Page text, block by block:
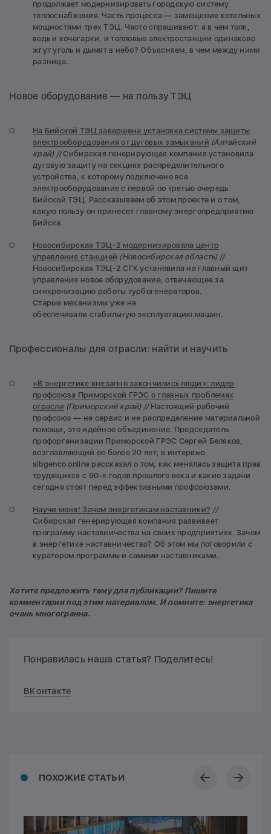
продолжает модернизировать городскую систему
теплоснабжения. Часть процесса — замещение котельных
мощностями трех ТЭЦ. Часто спрашивают: а в чем толк,
ведь и кочегарки, и тепловые электростанции одинаково
жгут уголь и дымят в небо? Объясняем, в чем между ними
разница.
Новое оборудование — на пользу ТЭЦ
На Бийской ТЭЦ завершена установка системы защиты
электрооборудования от дуговых замыканий (Алтайский
край) //Сибирская генерирующая компания установила
дуговую защиту на секциях распределительного
устройства, к которому подключено все
электрооборудование с первой по третью очередь
Бийской ТЭЦ. Рассказываем об этом проекте и о том,
какую пользу он принесет главному энергопредприятию
Бийска.
Новосибирская ТЭЦ-2 модернизировала центр
управления станцией (Новосибирская область) //
Новосибирская ТЭЦ-2 СГК установила на главный щит
управления новое оборудование, отвечающее за
синхронизацию работы турбогенераторов.
Старые механизмы уже не
обеспечивали стабильную эксплуатацию машин.
Профессионалы для отрасли: найти и научить
«В энергетике внезапно закончились люди»: лидер
профсоюза Приморской ГРЭС о главных проблемах
отрасли (Приморский край) //Настоящий рабочий
профсоюз — не сервис и не распределение материальной
помощи, это идейное объединение. Председатель
профорганизации Приморской ГРЭС Сергей Беляков,
возглавляющий ее более 20 лет, в интервью
sibgenco.online рассказал о том, как менялась защита прав
трудящихся с 90-х годов прошлого века и какие задачи
сегодня стоят перед эффективными профсоюзами.
Научи меня! Зачем энергетикам наставники? //
Сибирская генерирующая компания развивает
программу наставничества на своих предприятиях. Зачем
в энергетике наставничество? Об этом мы поговорили с
куратором программы и самими наставниками.
Хотите предложить тему для публикации? Пишите
комментарии под этим материалом. И помните: энергетика
очень многогранна.
Понравилась наша статья? Поделитесь!
ВКонтакте
ПОХОЖИЕ СТАТЬИ